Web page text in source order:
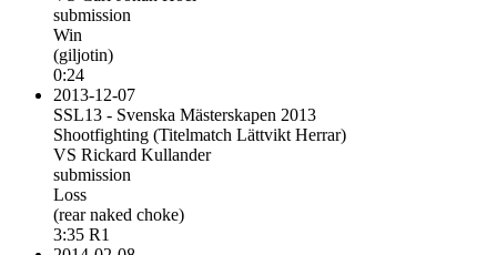
submission
Win
(giljotin)
0:24
2013-12-07
SSL13 - Svenska Mästerskapen 2013
Shootfighting (Titelmatch Lättvikt Herrar)
VS Rickard Kullander
submission
Loss
(rear naked choke)
3:35 R1